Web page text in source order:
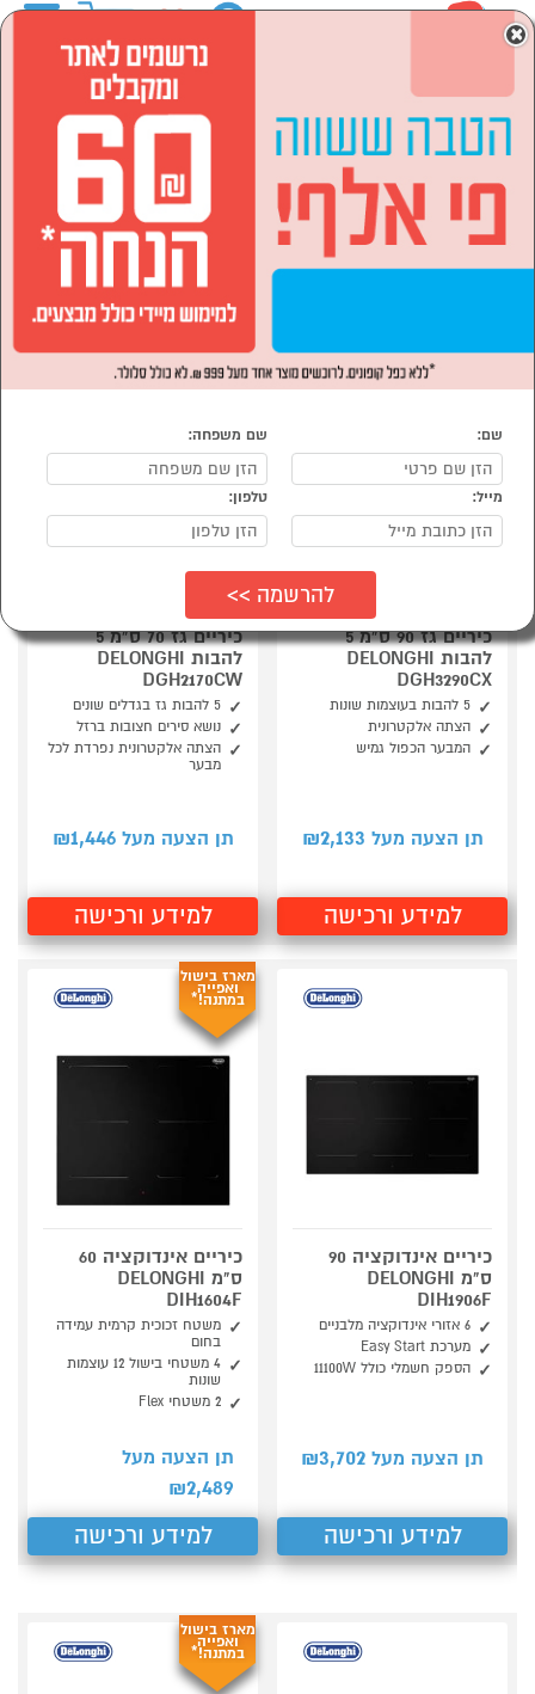
הסתר רשימת קטגוריות
מוצרי חשמל (56)
Delonghi דה לונגי
נמצאו 56 מוצרי Delonghi דה לונגי
מארז בישול
כיריים גז 90 ס"מ 5
להבות DELONGHI
DGH3290CX
5 להבות בעוצמות שונות
הצתה אלקטרונית
המבער הכפול גמיש
תן הצעה מעל ₪ 2,133
למידע ורכישה
כיריים גז 70 ס"מ 5
להבות DELONGHI
DGH2170CW
5 להבות גז בגדלים שונים
נושא סירים חצובות ברזל
הצתה אלקטרונית נפרדת לכל
מבער
תן הצעה מעל ₪ 1,446
למידע ורכישה
כיריים אינדוקציה 90
ס"מ DELONGHI
DIH1906F
6 אזורי אינדוקציה מלבניים
מערכת Easy Start
הספק חשמלי כולל 11100W
תן הצעה מעל ₪ 3,702
למידע ורכישה
מארז בישול
ואפייה
במתנה!*
כיריים אינדוקציה 60
ס"מ DELONGHI
DIH1604F
משטח זכוכית קרמית עמידה
בחום
4 משטחי בישול 12 עוצמות
שונות
2 משטחי Flex
תן הצעה מעל
₪2,489
למידע ורכישה
מארז בישול
ואפייה
במתנה!*
×
שם: שם משפחה:
מייל: טלפון: